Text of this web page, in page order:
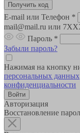
E-mail или Телефон *
mail@mail.ru или
Пароль *
Забыли пароль?
Нажимая на кнопку
персональных данных
конфиденциальности
Авторизация
Восстановление